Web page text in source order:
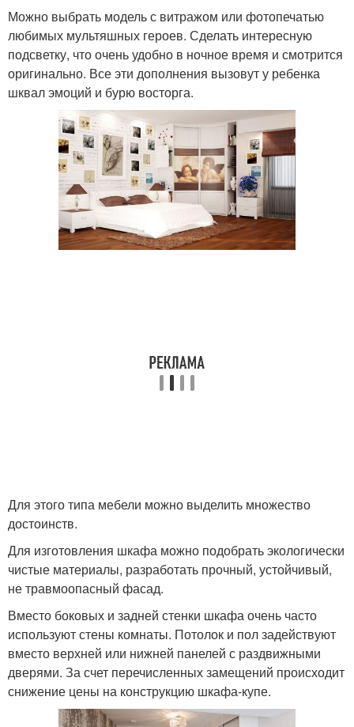
Можно выбрать модель с витражом или фотопечатью
любимых мультяшных героев. Сделать интересную
подсветку, что очень удобно в ночное время и смотрится
оригинально. Все эти дополнения вызовут у ребенка
шквал эмоций и бурю восторга.
Для этого типа мебели можно выделить множество
достоинств.
Для изготовления шкафа можно подобрать экологически
чистые материалы, разработать прочный, устойчивый,
не травмоопасный фасад.
Вместо боковых и задней стенки шкафа очень часто
используют стены комнаты. Потолок и пол задействуют
вместо верхней или нижней панелей с раздвижными
дверями. За счет перечисленных замещений происходит
снижение цены на конструкцию шкафа-купе.